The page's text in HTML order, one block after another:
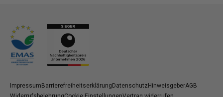
Zahlungsmethoden
ImpressumBarrierefreiheitserklärungDatenschutzHinweisgeberAGB